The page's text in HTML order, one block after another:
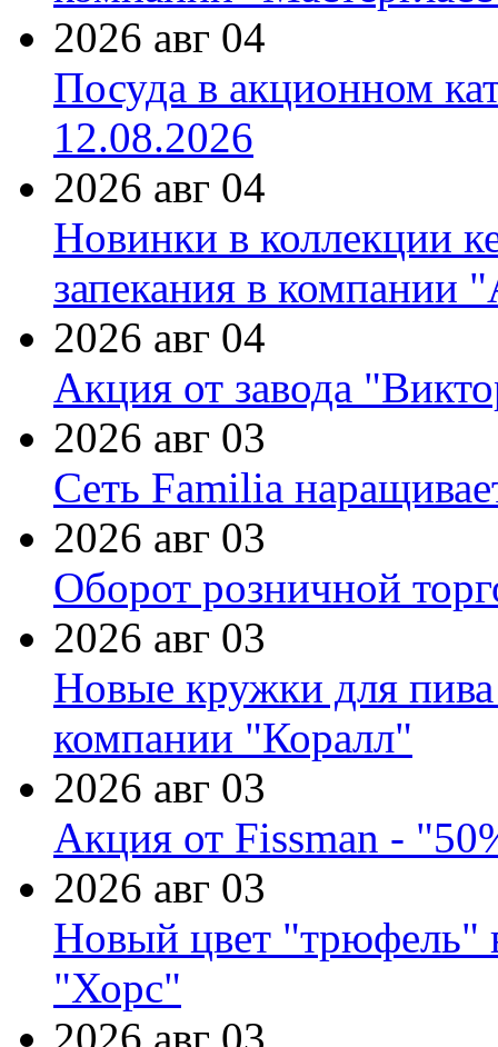
2026 авг 04
Посуда в акционном
12.08.2026
2026 авг 04
Новинки в коллекции
запекания в компании
2026 авг 04
Акция от завода
2026 авг 03
Сеть Familia
2026 авг 03
Оборот розничной
2026 авг 03
Новые кружки для
компании "Коралл"
2026 авг 03
Акция от Fissman -
2026 авг 03
Новый цвет "трюфель"
"Хорс"
2026 авг 03